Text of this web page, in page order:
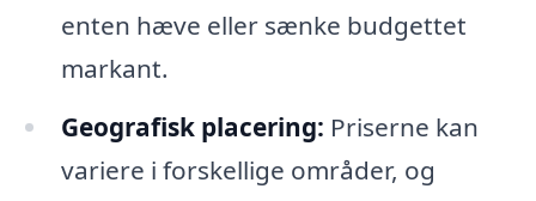
enten hæve eller sænke budgettet
markant.
Geografisk placering: Priserne kan
variere i forskellige områder, og